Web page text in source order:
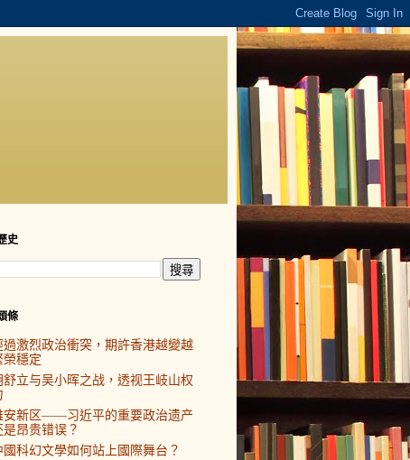
史
條
過激烈政治衝突，期許香港越變越
榮穩定
舒立与吴小晖之战，透视王岐山权
安新区——习近平的重要政治遗产
是昂贵错误？
國科幻文學如何站上國際舞台？